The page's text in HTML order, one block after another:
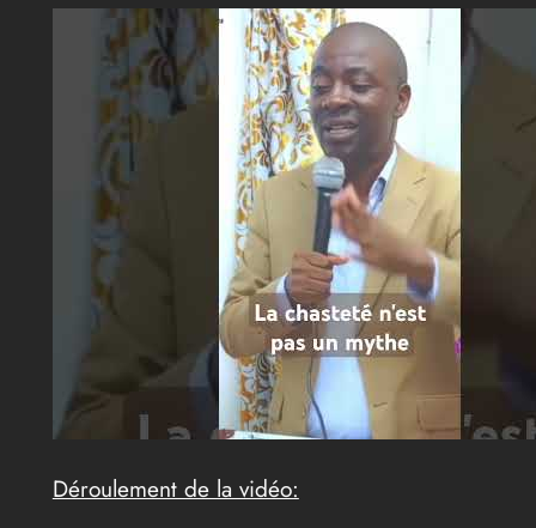
Déroulement de la vidéo: